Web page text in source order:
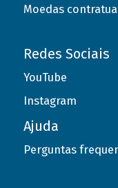
Moedas
Redes Sociais
YouTube
Instagram
Ajuda
Perguntas